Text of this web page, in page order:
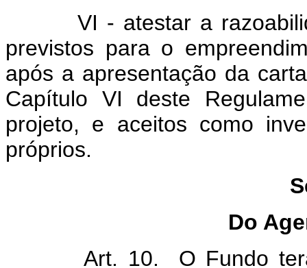
VI - atestar a
previstos para o
após a apresentação da
Capítulo VI deste
projeto, e aceitos como
próprios.
Do
Art. 10. O Fundo terá